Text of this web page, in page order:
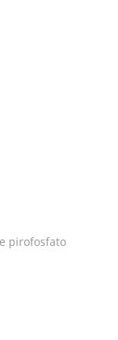
pirofosfato